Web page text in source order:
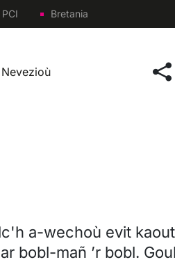
PCI Bretania
Nevezioù
a-wechoù evit
bobl-mañ ’r bobl.